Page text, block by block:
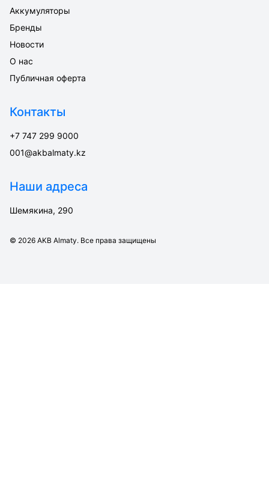
Аккумуляторы
Бренды
Новости
О нас
Публичная оферта
Контакты
+7 747 299 9000
001@akbalmaty.kz
Наши адреса
Шемякина, 290
© 2026 AKB Almaty. Все права защищены